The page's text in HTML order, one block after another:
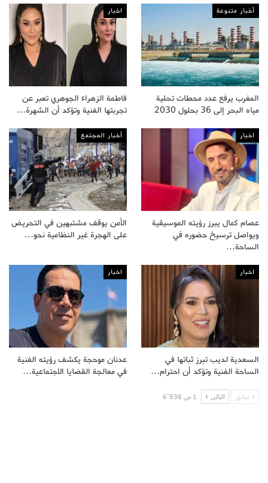
أخبار متنوعة
المغرب يرفع عدد محطات تحلية
مياه البحر إلى 36 بحلول 2030
اخبار
فاطمة الزهراء الجوهري تعبر عن
تجربتها الفنية وتؤكد أن الشهرة…
اخبار
عصام كمال يبرز رؤيته الموسيقية
ويواصل ترسيخ حضوره في
الساحة…
أخبار المجتمع
الأمن يوقف مشتبهين في التحريض
على الهجرة غير النظامية نحو…
اخبار
السعدية لديب تبرز ثباتها في
الساحة الفنية وتؤكد أن احترام…
اخبار
عدنان موحجة يكشف رؤيته الفنية
في معالجة القضايا الاجتماعية…
سابق التالى 1 من 6٬936